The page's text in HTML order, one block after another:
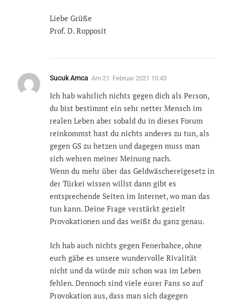
Liebe Grüße
Prof. D. Ropposit
Sucuk Amca Am 21. Februar 2021 10:43
Ich hab wahrlich nichts gegen dich als Person,
du bist bestimmt ein sehr netter Mensch im
realen Leben aber sobald du in dieses Forum
reinkommst hast du nichts anderes zu tun, als
gegen GS zu hetzen und dagegen muss man
sich wehren meiner Meinung nach.
Wenn du mehr über das Geldwäschereigesetz in
der Türkei wissen willst dann gibt es
entsprechende Seiten im Internet, wo man das
tun kann. Deine Frage verstärkt gezielt
Provokationen und das weißt du ganz genau.
Ich hab auch nichts gegen Fenerbahce, ohne
euch gäbe es unsere wundervolle Rivalität
nicht und da würde mir schon was im Leben
fehlen. Dennoch sind viele eurer Fans so auf
Provokation aus, dass man sich dagegen